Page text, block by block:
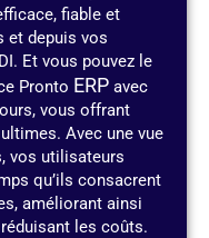
fiable et
et depuis vos
Et vous pouvez le
Pronto ERP avec
vous offrant
Avec une vue
vos utilisateurs
qu’ils consacrent
améliorant ainsi
les coûts.